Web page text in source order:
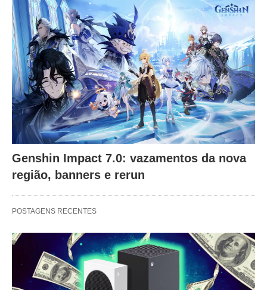
Genshin Impact 7.0: vazamentos da nova
região, banners e rerun
POSTAGENS RECENTES